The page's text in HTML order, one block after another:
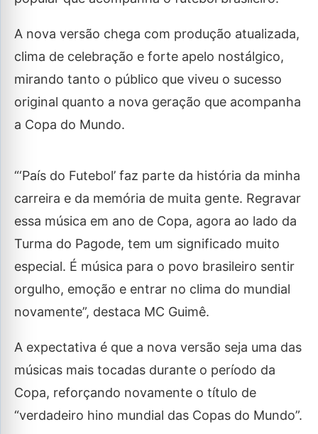
A nova versão chega com produção atualizada,
clima de celebração e forte apelo nostálgico,
mirando tanto o público que viveu o sucesso
original quanto a nova geração que acompanha
a Copa do Mundo.
“‘País do Futebol’ faz parte da história da minha
carreira e da memória de muita gente. Regravar
essa música em ano de Copa, agora ao lado da
Turma do Pagode, tem um significado muito
especial. É música para o povo brasileiro sentir
orgulho, emoção e entrar no clima do mundial
novamente”, destaca MC Guimê.
A expectativa é que a nova versão seja uma das
músicas mais tocadas durante o período da
Copa, reforçando novamente o título de
“verdadeiro hino mundial das Copas do Mundo”.